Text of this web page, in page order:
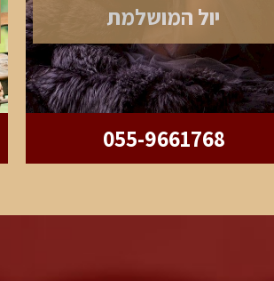
יול המושלמת
055-9661768